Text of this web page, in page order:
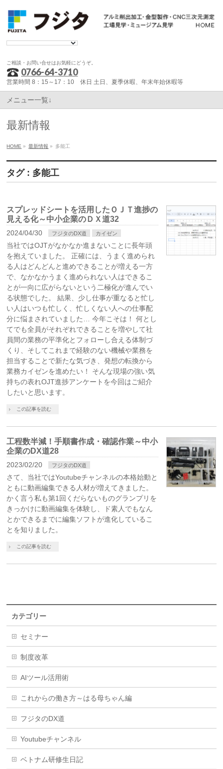
ご相談・お問い合せはお気軽にどうぞ。
0766-64-3710
営業時間 8：15～17：10 休日 土日、夏季休暇、年末年始休暇等
メニュー一覧↓
最新情報
HOME » 最新情報 » 多能工
タグ : 多能工
スプレッドシートを活用したＯＪＴ進捗の
見える化～中小企業のＤＸ道32
2024/04/30 フジタのDX道 カイゼン
当社ではOJTがなかなか進まないことに長年頭
を抱えていました。 正確には、うまく進められ
る人はどんどんと進めできることが増える一方
で、なかなかうまく進められない人はできるこ
とが一向に広がらないという二極化が進んでい
る状態でした。 結果、少し仕事が重なると忙し
い人はいつも忙しく、忙しくない人への仕事配
分に悩まされていました… 今年こそは！ 何とし
てでも全員がそれぞれできることを増やして社
員間の業務の平準化とフォローし合える体制づ
くり、そしてこれまで経験のない機械や業務を
担当することで新たな気づき、発想の転換から
業務カイゼンを進めたい！ そんな現場の強い気
持ちの表れOJT進捗アンケートを今回はご紹介
したいと思います。
この記事を読む
工程数半減！手順書作成・確認作業～中小
企業のDX道28
2023/02/20 フジタのDX道
さて、当社ではYoutubeチャンネルの本格始動と
ともに動画編集できる人材が増えてきました。
かく言う私も第1回くだらないものグランプリを
きっかけに動画編集を体験し、ド素人でもなん
とかできるまでに編集ソフトが進化しているこ
とを知りました。
この記事を読む
カテゴリー
セミナー
制度改革
AIツール活用術
これからの働き方～はる母ちゃん編
フジタのDX道
Youtubeチャンネル
ベトナム研修生日記